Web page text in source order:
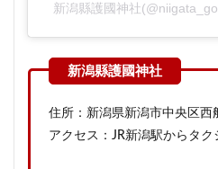
新潟縣護國神社
住所：新潟県新潟市中央区西
アクセス：JR新潟駅からタ